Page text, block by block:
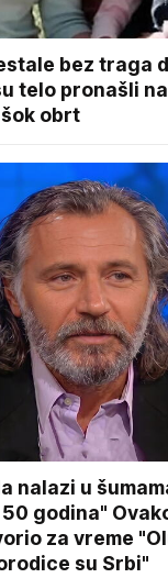
bez traga
telo pronašli
obrt
nalazi u
godina"
za vreme
su Srbi"